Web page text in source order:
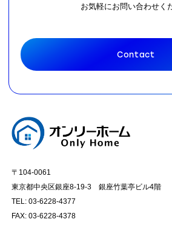
お気軽にお問い合わせく
Contact
〒104-0061
東京都中央区銀座8-19-3 銀座竹葉亭ビル4階
TEL: 03-6228-4377
FAX: 03-6228-4378